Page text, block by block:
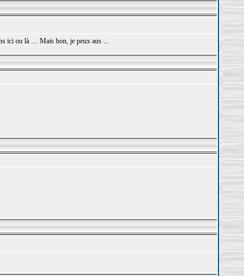
ici ou là … Mais bon, je peux aus ...